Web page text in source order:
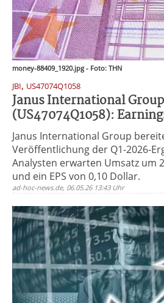
money-88409_1920.jpg - Foto: THN
JBI, US47074Q1058
Janus International
(US47074Q1058):
Janus International Group
Veröffentlichung der Q1-2026-
Analysten erwarten Umsatz um
und ein EPS von 0,10 Dollar.
ad-hoc-news.de, 06.05.26 13:43 Uhr